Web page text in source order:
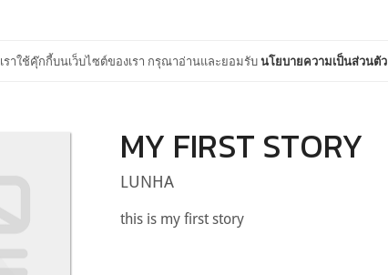
เราใช้คุ๊กกี้บนเว็บไซต์ของเรา กรุณาอ่านและยอมรับนโยบายความเป็นส่วนตัว
MY FIRST STORY
LUNHA
this is my first story